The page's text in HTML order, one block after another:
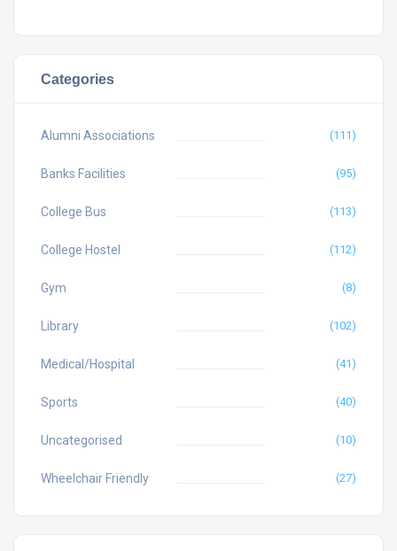
Categories
Alumni Associations (111)
Banks Facilities (95)
College Bus (113)
College Hostel (112)
Gym (8)
Library (102)
Medical/Hospital (41)
Sports (40)
Uncategorised (10)
Wheelchair Friendly (27)